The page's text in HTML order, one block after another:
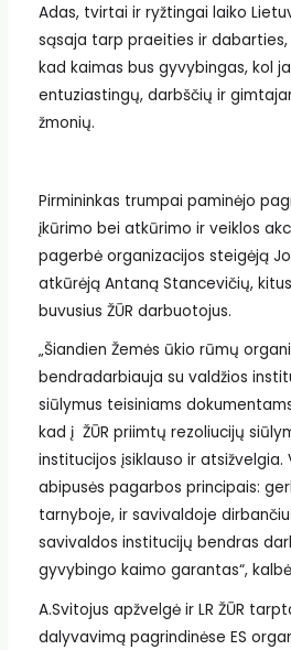
Adas, tvirtai ir ryžtingai laiko
sąsaja tarp praeities ir
kad kaimas bus gyvybingas, kol
entuziastingų, darbščių ir
žmonių.
Pirmininkas trumpai paminėjo
įkūrimo bei atkūrimo ir veiklos
pagerbė organizacijos steigėją
atkūrėją Antaną Stancevičių,
buvusius ŽŪR darbuotojus.
„Šiandien Žemės ūkio rūmų
bendradarbiauja su valdžios
siūlymus teisiniams
kad į ŽŪR priimtų rezoliucijų
institucijos įsiklauso ir atsižvelgia.
abipusės pagarbos principais:
tarnyboje, ir savivaldoje
savivaldos institucijų bendras
gyvybingo kaimo garantas“,
A.Svitojus apžvelgė ir LR ŽŪR
dalyvavimą pagrindinėse ES